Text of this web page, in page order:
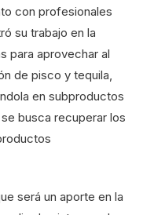
con profesionales
su trabajo en la
para aprovechar al
de pisco y tequila,
en subproductos
busca recuperar los
será un aporte en la